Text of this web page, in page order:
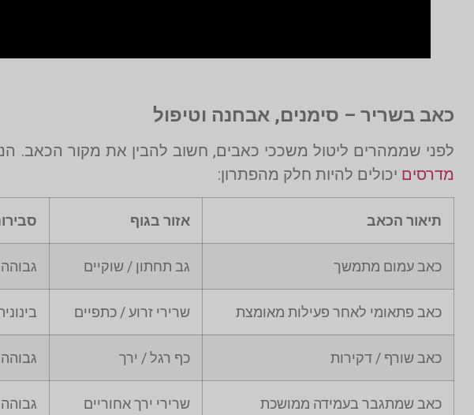
כאב בשריר – סימנים, אבחנה וטיפול
לפני שממהרים ליטול משככי כאבים, חשוב להבין את מקור
מדרסים יכולים להיות חלק מהפתרון:
תיאור הכאב אזור בגוף
כאב עמום מתמשך גב תחתון / שוקיים גבוהה
כאב פתאומי לאחר פעילות מאומצת שרירי זרוע / כתפיים
כאב שורף / דקירות כף רגל / ירך גבוהה
כאב שמתגבר בעמידה ממושכת שרירי ירך אחוריים גבוהה